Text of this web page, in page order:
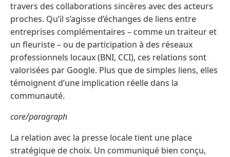
travers des collaborations sincères avec des acteurs
proches. Qu’il s’agisse d’échanges de liens entre
entreprises complémentaires – comme un traiteur et
un fleuriste – ou de participation à des réseaux
professionnels locaux (BNI, CCI), ces relations sont
valorisées par Google. Plus que de simples liens, elles
témoignent d’une implication réelle dans la
communauté.
core/paragraph
La relation avec la presse locale tient une place
stratégique de choix. Un communiqué bien conçu,